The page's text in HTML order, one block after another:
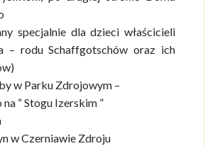
specjalnie dla dzieci właścicieli
– rodu Schaffgotschów oraz ich
w Parku Zdrojowym –
“ Stogu Izerskim ”
w Czerniawie Zdroju